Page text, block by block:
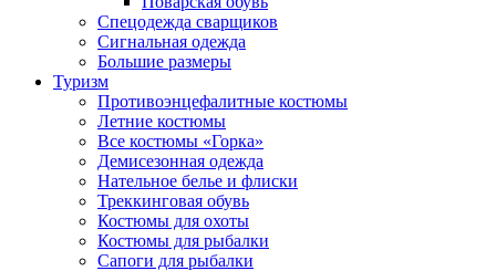
Спецодежда сварщиков
Сигнальная одежда
Большие размеры
Туризм
Противоэнцефалитные костюмы
Летние костюмы
Все костюмы «Горка»
Демисезонная одежда
Нательное белье и флиски
Треккинговая обувь
Костюмы для охоты
Костюмы для рыбалки
Сапоги для рыбалки